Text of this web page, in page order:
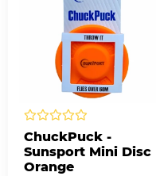
ChuckPuck -
Sunsport Mini Disc
Orange